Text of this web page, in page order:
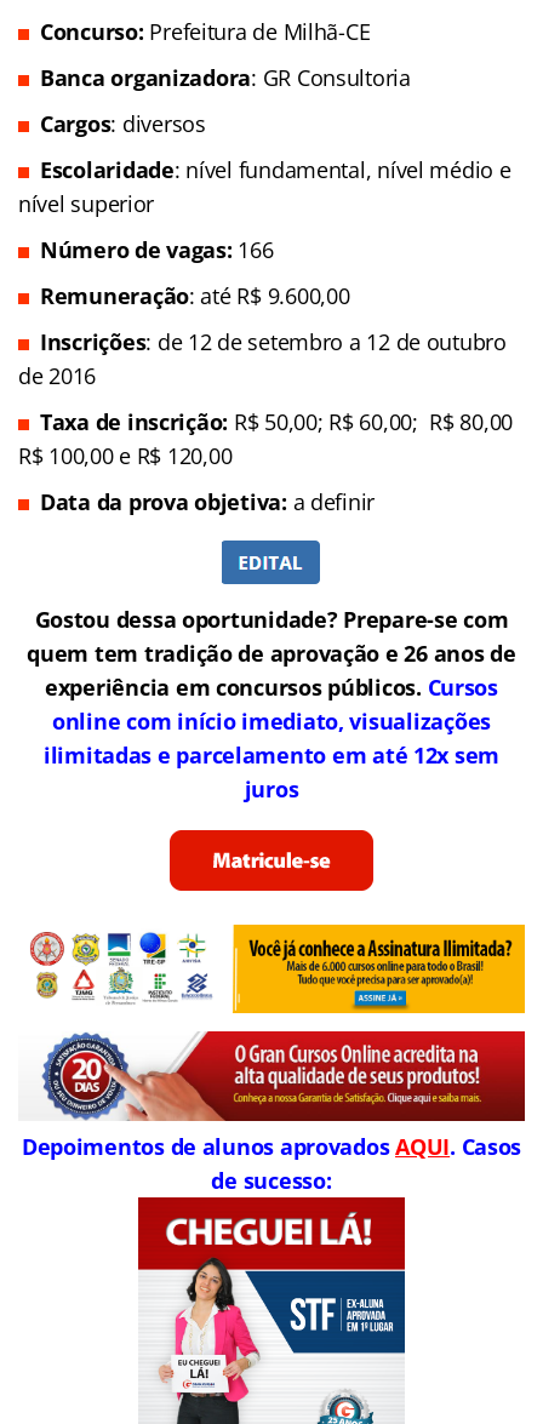
Concurso: Prefeitura de Milhã-CE
Banca organizadora: GR Consultoria
Cargos: diversos
Escolaridade: nível fundamental, nível médio e
nível superior
Número de vagas: 166
Remuneração: até R$ 9.600,00
Inscrições: de 12 de setembro a 12 de outubro
de 2016
Taxa de inscrição: R$ 50,00; R$ 60,00; R$ 80,00
R$ 100,00 e R$ 120,00
Data da prova objetiva: a definir
Gostou dessa oportunidade? Prepare-se com
quem tem tradição de aprovação e 26 anos de
experiência em concursos públicos. Cursos
online com início imediato, visualizações
ilimitadas e parcelamento em até 12x sem
juros
Depoimentos de alunos aprovadosAQUI. Casos
de sucesso: